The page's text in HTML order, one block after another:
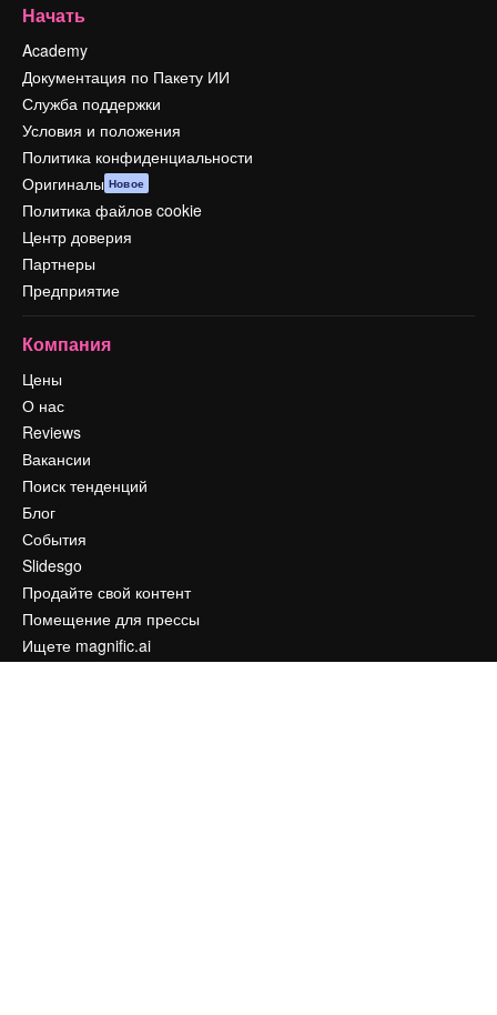
Начать
Academy
Документация по Пакету ИИ
Служба поддержки
Условия и положения
Политика конфиденциальности
Оригиналы Новое
Политика файлов cookie
Центр доверия
Партнеры
Предприятие
Компания
Цены
О нас
Reviews
Вакансии
Поиск тенденций
Блог
События
Slidesgo
Продайте свой контент
Помещение для прессы
Ищете magnific.ai